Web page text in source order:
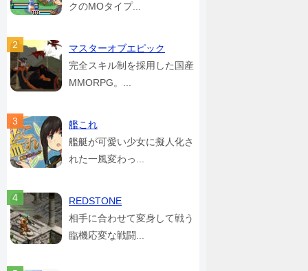
クのMOタイプ...
マスターオブエピック
完全スキル制を採用した国産
MMORPG。...
艦これ
艦艇が可愛い少女に擬人化さ
れた一風変わっ...
REDSTONE
相手に合わせて変身して戦う
臨機応変な戦闘...